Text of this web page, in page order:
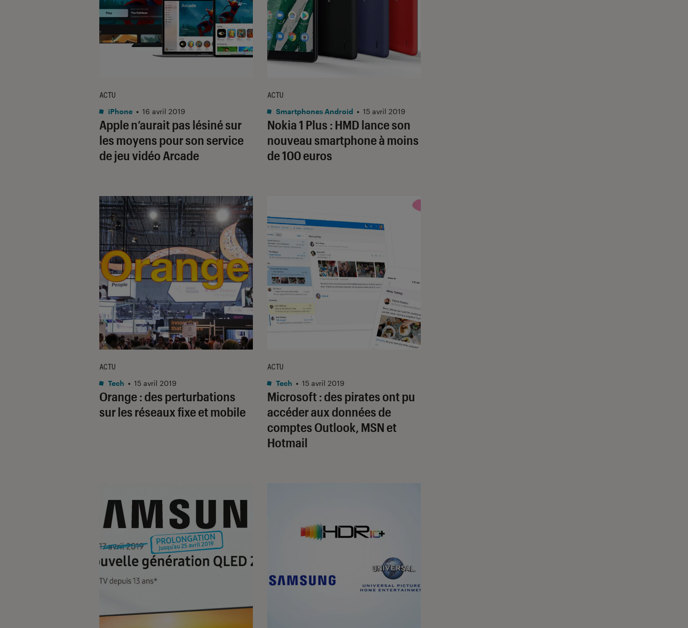
Apple n’aurait pas lésiné sur
les moyens pour son service
de jeu vidéo Arcade
ACTU
iPhone • 16 avril 2019
Nokia 1 Plus : HMD lance son
nouveau smartphone à moins
de 100 euros
ACTU
Smartphones Android • 15 avril 2019
Orange : des perturbations
sur les réseaux fixe et mobile
ACTU
Tech • 15 avril 2019
Microsoft : des pirates ont pu
accéder aux données de
comptes Outlook, MSN et
Hotmail
ACTU
Tech • 15 avril 2019